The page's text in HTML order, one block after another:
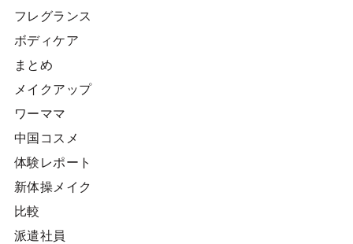
フレグランス
ボディケア
まとめ
メイクアップ
ワーママ
中国コスメ
体験レポート
新体操メイク
比較
派遣社員